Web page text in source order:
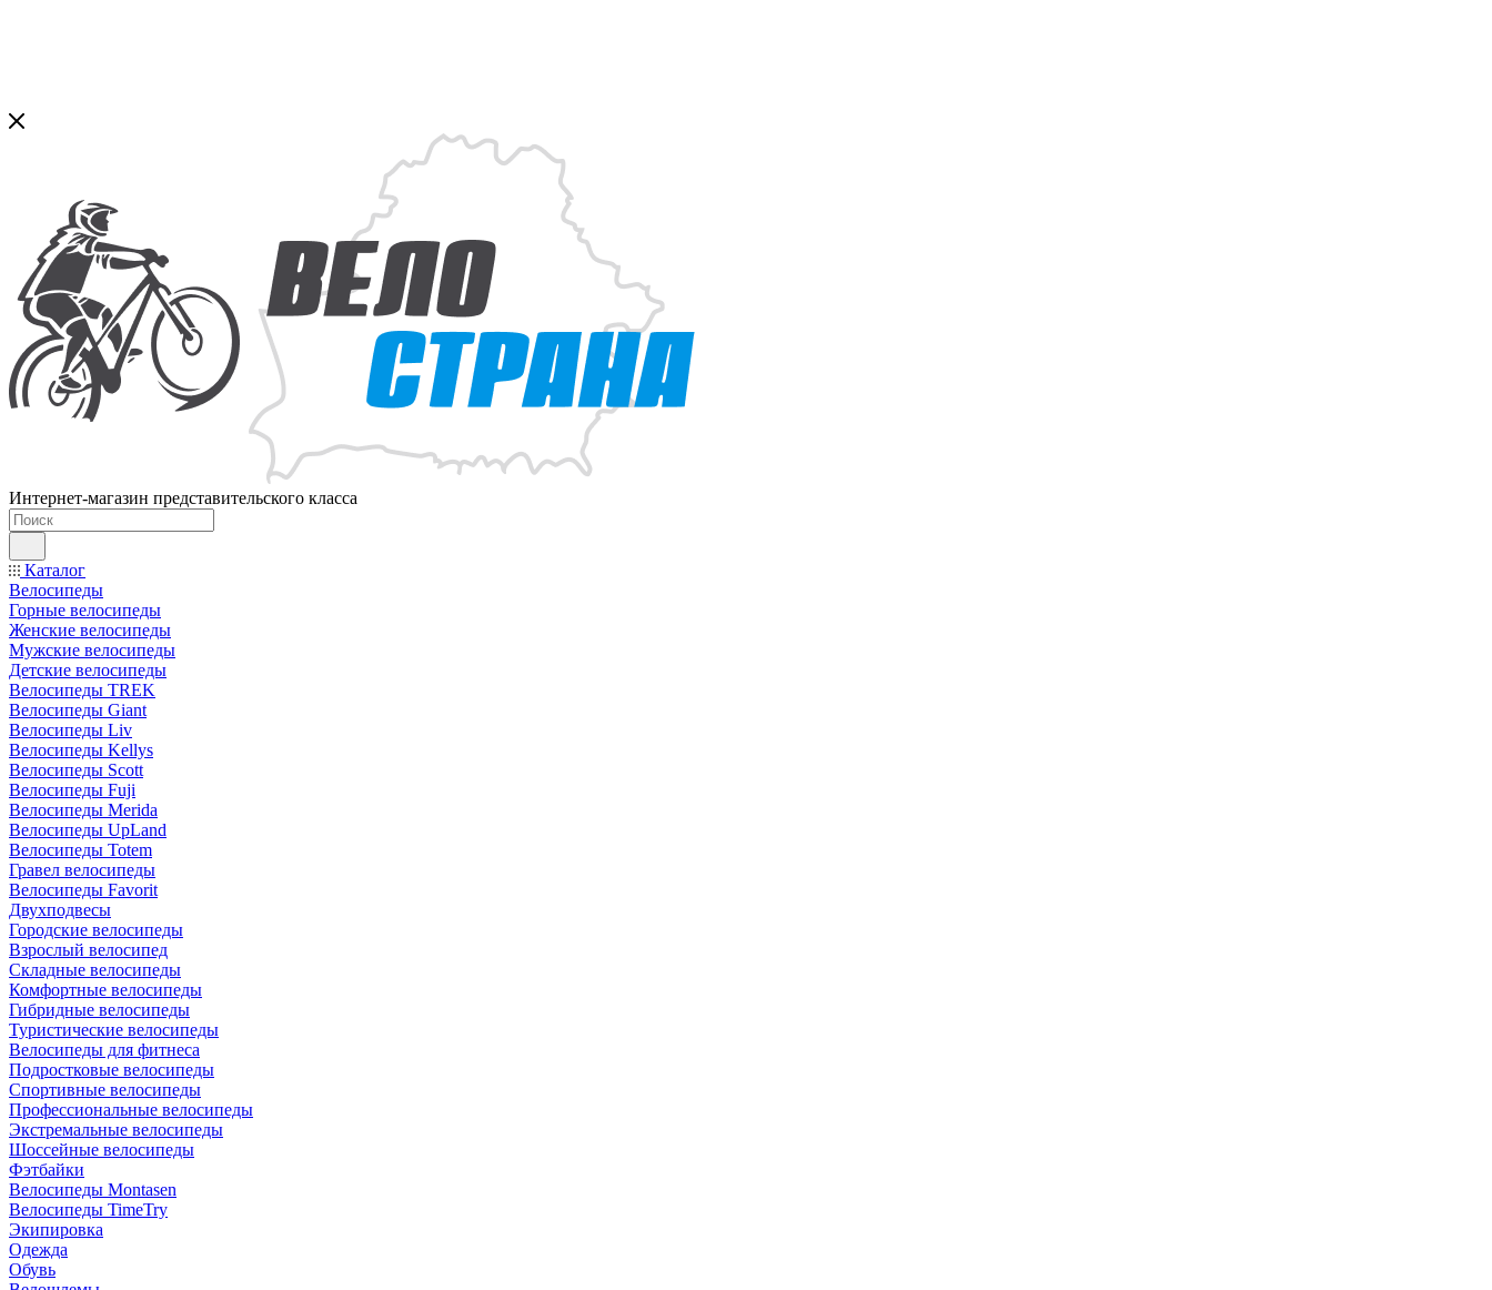
Интернет-магазин представительского класса
Каталог
Велосипеды
Горные велосипеды
Женские велосипеды
Мужские велосипеды
Детские велосипеды
Велосипеды TREK
Велосипеды Giant
Велосипеды Liv
Велосипеды Kellys
Велосипеды Scott
Велосипеды Fuji
Велосипеды Merida
Велосипеды UpLand
Велосипеды Totem
Гравел велосипеды
Велосипеды Favorit
Двухподвесы
Городские велосипеды
Взрослый велосипед
Складные велосипеды
Комфортные велосипеды
Гибридные велосипеды
Туристические велосипеды
Велосипеды для фитнеса
Подростковые велосипеды
Спортивные велосипеды
Профессиональные велосипеды
Экстремальные велосипеды
Шоссейные велосипеды
Фэтбайки
Велосипеды Montasen
Велосипеды TimeTry
Экипировка
Одежда
Обувь